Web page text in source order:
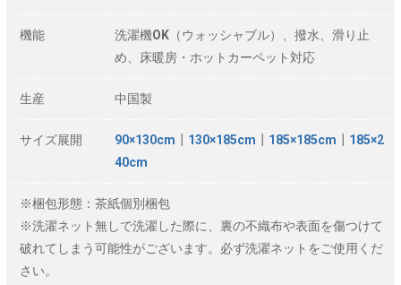
機能
洗濯機OK（ウォッシャブル）、撥水、滑り止
め、床暖房・ホットカーペット対応
生産 中国製
サイズ展開 90×130cm 130×185cm 185×185cm
185×2
40cm
※梱包形態：茶紙個別梱包
※洗濯ネット無しで洗濯した際に、裏の不織布や表面を傷つけて
破れてしまう可能性がございます。必ず洗濯ネットをご使用くだ
さい。